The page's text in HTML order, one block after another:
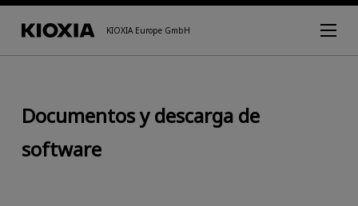
KIOXIA Europe GmbH
Documentos y descarga de
software